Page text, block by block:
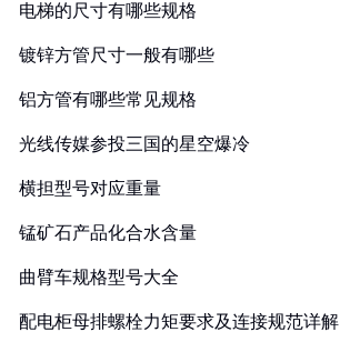
电梯的尺寸有哪些规格
镀锌方管尺寸一般有哪些
铝方管有哪些常见规格
光线传媒参投三国的星空爆冷
横担型号对应重量
锰矿石产品化合水含量
曲臂车规格型号大全
配电柜母排螺栓力矩要求及连接规范详解